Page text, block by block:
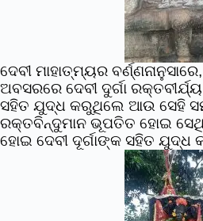
ଦେବୀ ମାହାତ୍ମ୍ୟର
ଅବସରରେ ଦେବୀ ଦୁର୍ଗା
ସହିତ ଯୁଦ୍ଧ କରୁଥିଲେ ଆଉ ସେହି
ରକ୍ତବିନ୍ଦୁମାନ ଭୂପତିତ ହୋଇ
ହୋଇ ଦେବୀ ଦୂର୍ଗାଙ୍କ ସହିତ ଯୁଦ୍ଧ